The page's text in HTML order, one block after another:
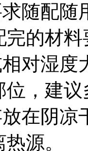
求随配
完的材
对湿
，建
放在阴
源。